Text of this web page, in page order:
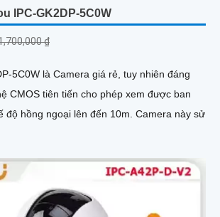
IPC-GK2DP-5C0W
₫
5C0W là Camera giá rẻ, tuy nhiên đáng
CMOS tiên tiến cho phép xem được ban
ngoại lên đến 10m. Camera này sử